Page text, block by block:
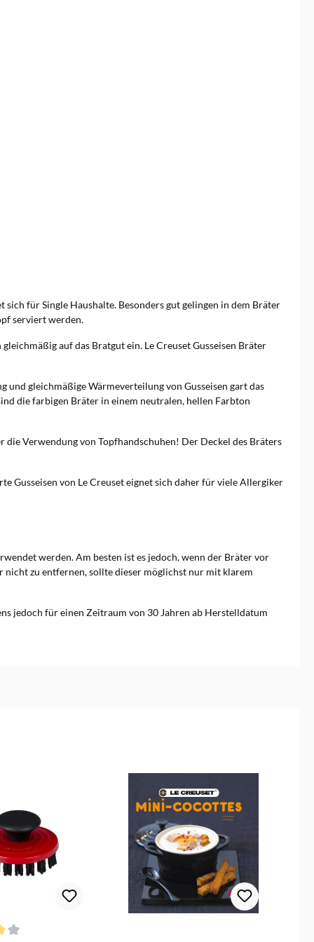
für Single Haushalte. Besonders gut gelingen in dem Bräter
serviert werden.
auf das Bratgut ein. Le Creuset Gusseisen Bräter
gleichmäßige Wärmeverteilung von Gusseisen gart das
die farbigen Bräter in einem neutralen, hellen Farbton
die Verwendung von Topfhandschuhen! Der Deckel des Bräters
Gusseisen von Le Creuset eignet sich daher für viele Allergiker
werden. Am besten ist es jedoch, wenn der Bräter vor
nicht zu entfernen, sollte dieser möglichst nur mit klarem
jedoch für einen Zeitraum von 30 Jahren ab Herstelldatum